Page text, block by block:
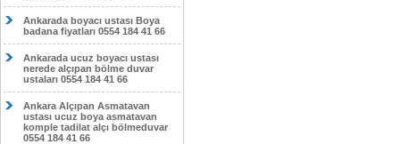
Ankarada boyacı ustası Boya
badana fiyatları 0554 184 41 66
Ankarada ucuz boyacı ustası
nerede alçıpan bölme duvar
ustaları 0554 184 41 66
Ankara Alçıpan Asmatavan
ustası ucuz boya asmatavan
komple tadilat alçı bölmeduvar
0554 184 41 66